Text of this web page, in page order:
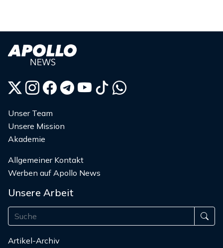
Unser Team
Unsere Mission
Akademie
Allgemeiner Kontakt
Werben auf Apollo News
Unsere Arbeit
Artikel-Archiv